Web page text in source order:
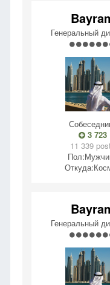
Генеральный
3 723
11 339
Пол:
Откуда:
Генеральный